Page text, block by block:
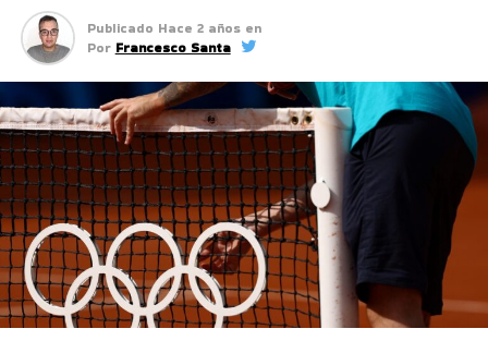
Publicado Hace 2 años en
Por Francesco Santa